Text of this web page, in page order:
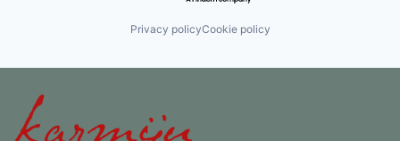
Privacy policyCookie policy